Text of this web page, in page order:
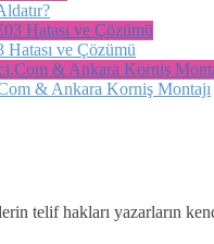
ve Çözümü
& Ankara Korniş Montajı
telif hakları yazarların